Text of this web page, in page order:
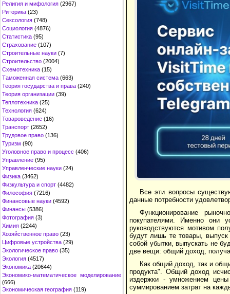
Религия и мифология (2967)
Риторика (23)
Сексология (748)
Социология (4876)
Статистика (95)
Страхование (107)
Строительные науки (7)
Строительство (2004)
Схемотехника (15)
Таможенная система (663)
Теория государства и права (240)
Теория организации (39)
Теплотехника (25)
Технология (624)
Товароведение (16)
Транспорт (2652)
Трудовое право (136)
Туризм (90)
Уголовное право и процесс (406)
Управление (95)
Управленческие науки (24)
Физика (3462)
Физкультура и спорт (4482)
Философия (7216)
Финансовые науки (4592)
Финансы (5386)
Фотография (3)
Химия (2244)
Хозяйственное право (23)
Цифровые устройства (29)
Экологическое право (35)
Экология (4517)
Экономика (20644)
Экономико-математическое моделирование
(666)
Экономическая география (119)
Все эти вопросы
данные потребности
Функционирование
покупателями. Именно они
руководствуются мотивом
будут лишь те товары, выпуск
собой убытки, выпускать не
две вещи: общий доход,
Как общий доход, так и
продукта". Общий доход
издержки - умножением цены
суммированием затрат на